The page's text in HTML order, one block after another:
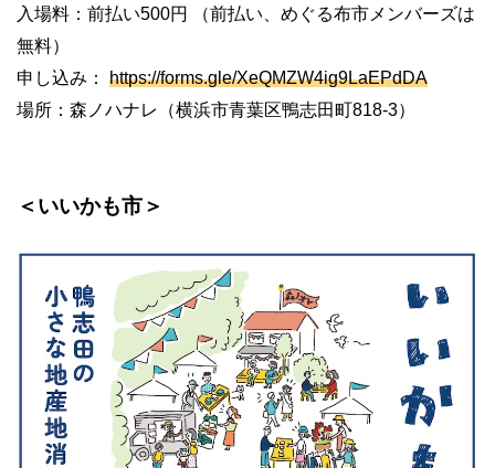
入場料：前払い500円 （前払い、めぐる布市メンバーズは
無料）
申し込み： https://forms.gle/XeQMZW4ig9LaEPdDA
場所：森ノハナレ（横浜市青葉区鴨志田町818-3）
＜いいかも市＞